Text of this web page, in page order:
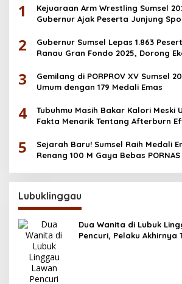
1
Kejuaraan Arm Wrestling Sumsel
Gubernur Ajak Peserta Junjung
2
Gubernur Sumsel Lepas 1.863
Ranau Gran Fondo 2025, Dorong
3
Gemilang di PORPROV XV Sumsel
Umum dengan 179 Medali Emas
4
Tubuhmu Masih Bakar Kalori Meski
Fakta Menarik Tentang Afterburn
5
Sejarah Baru! Sumsel Raih Medali
Renang 100 M Gaya Bebas PORNAS
Lubuklinggau
Dua Wanita di Lubuk
Pencuri, Pelaku Akhirnya